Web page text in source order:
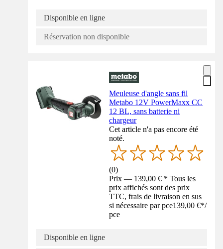
Disponible en ligne
Réservation non disponible
Meuleuse d'angle sans fil
Metabo 12V PowerMaxx CC
12 BL, sans batterie ni
chargeur
Cet article n'a pas encore été
noté.
(0)
Prix — 139,00 € * Tous les
prix affichés sont des prix
TTC, frais de livraison en sus
si nécessaire par pce139,00 €*/
pce
Disponible en ligne